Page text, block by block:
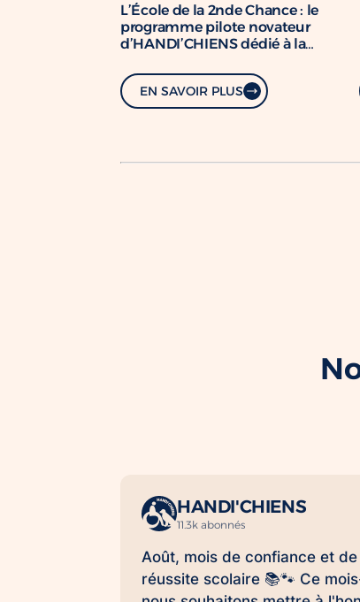
L’École de la 2nde Chance : le
programme pilote novateur
d’HANDI’CHIENS dédié à la
EN SAVOIR PLUS
HANDI'CHIENS
11.3k abonnés
Août, mois de confiance et de
réussite scolaire 📚🐾 Ce